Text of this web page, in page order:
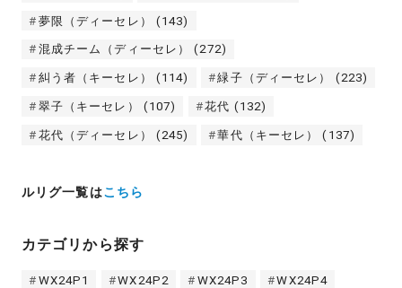
夢限（ディーセレ） (143)
混成チーム（ディーセレ） (272)
糾う者（キーセレ） (114) 緑子（ディーセレ） (223)
翠子（キーセレ） (107) 花代 (132)
花代（ディーセレ） (245) 華代（キーセレ） (137)
ルリグ一覧はこちら
カテゴリから探す
WX24P1 WX24P2 WX24P3 WX24P4